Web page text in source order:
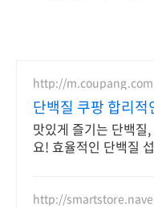
http://m.coupang.com
단백질 쿠팡 합리
맛있게 즐기는 단백질
요! 효율적인 단백질
http://